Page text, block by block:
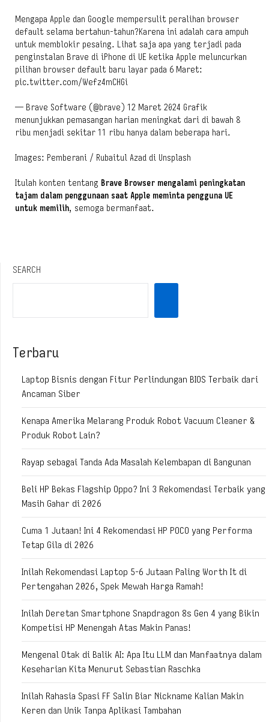
Mengapa Apple dan Google mempersulit peralihan browser
default selama bertahun-tahun?Karena ini adalah cara ampuh
untuk memblokir pesaing. Lihat saja apa yang terjadi pada
penginstalan Brave di iPhone di UE ketika Apple meluncurkan
pilihan browser default baru layar pada 6 Maret:
pic.twitter.com/Wefz4mCHGi
— Brave Software (@brave) 12 Maret 2024 Grafik
menunjukkan pemasangan harian meningkat dari di bawah 8
ribu menjadi sekitar 11 ribu hanya dalam beberapa hari.
Images: Pemberani / Rubaitul Azad di Unsplash
Itulah konten tentang Brave Browser mengalami peningkatan
tajam dalam penggunaan saat Apple meminta pengguna UE
untuk memilih, semoga bermanfaat.
SEARCH
Terbaru
Laptop Bisnis dengan Fitur Perlindungan BIOS Terbaik dari
Ancaman Siber
Kenapa Amerika Melarang Produk Robot Vacuum Cleaner &
Produk Robot Lain?
Rayap sebagai Tanda Ada Masalah Kelembapan di Bangunan
Beli HP Bekas Flagship Oppo? Ini 3 Rekomendasi Terbaik yang
Masih Gahar di 2026
Cuma 1 Jutaan! Ini 4 Rekomendasi HP POCO yang Performa
Tetap Gila di 2026
Inilah Rekomendasi Laptop 5-6 Jutaan Paling Worth It di
Pertengahan 2026, Spek Mewah Harga Ramah!
Inilah Deretan Smartphone Snapdragon 8s Gen 4 yang Bikin
Kompetisi HP Menengah Atas Makin Panas!
Mengenal Otak di Balik AI: Apa Itu LLM dan Manfaatnya dalam
Keseharian Kita Menurut Sebastian Raschka
Inilah Rahasia Spasi FF Salin Biar Nickname Kalian Makin
Keren dan Unik Tanpa Aplikasi Tambahan